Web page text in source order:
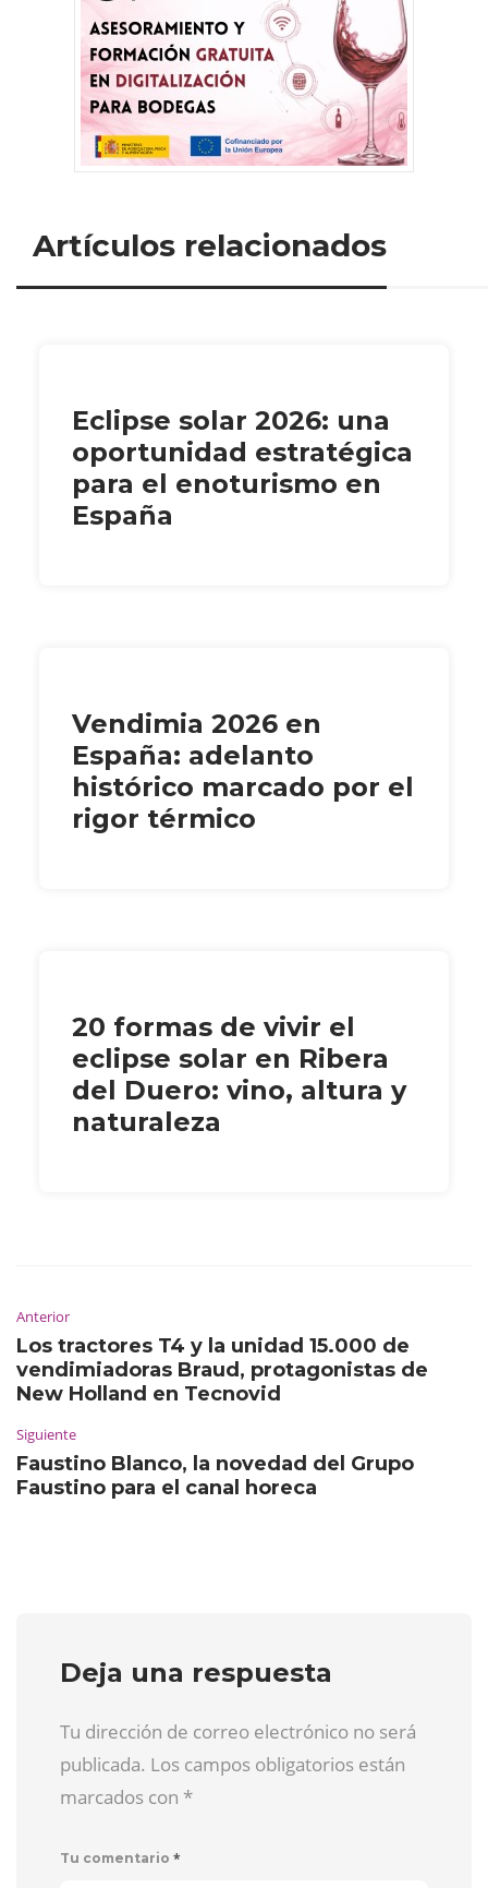
Artículos relacionados
Eclipse solar 2026: una
oportunidad estratégica
para el enoturismo en
España
Vendimia 2026 en
España: adelanto
histórico marcado por el
rigor térmico
20 formas de vivir el
eclipse solar en Ribera
del Duero: vino, altura y
naturaleza
Anterior
Los tractores T4 y la unidad 15.000 de
vendimiadoras Braud, protagonistas de
New Holland en Tecnovid
Siguiente
Faustino Blanco, la novedad del Grupo
Faustino para el canal horeca
Deja una respuesta
Tu dirección de correo electrónico no será
publicada. Los campos obligatorios están
marcados con *
Tu comentario *